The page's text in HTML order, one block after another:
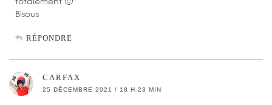
Bisous
RÉPONDRE
CARFAX
25 DÉCEMBRE 2021 / 18 H 23 MIN